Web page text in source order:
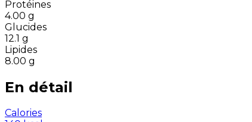
Protéines
4.00 g
Glucides
12.1 g
Lipides
8.00 g
En détail
Calories